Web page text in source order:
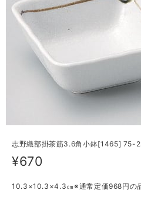
志野織部掛茶筋3.6角小鉢[1465] 75-
¥670
10.3×10.3×4.3㎝※通常定価968円の